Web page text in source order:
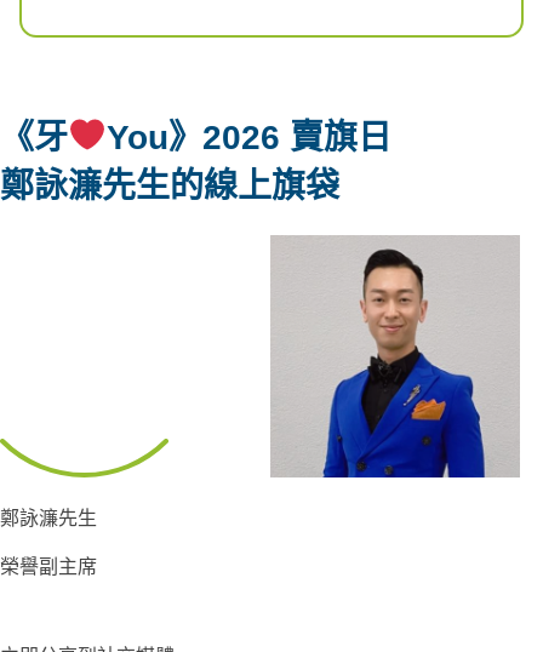
《牙
You》2026 賣旗日
鄭詠濂先生的線上旗袋
鄭詠濂先生
榮譽副主席